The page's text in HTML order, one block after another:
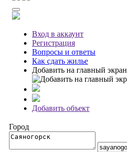
Вход в аккаунт
Регистрация
Вопросы и ответы
Как сдать жилье
Добавить на главный экран
Добавить объект
Город